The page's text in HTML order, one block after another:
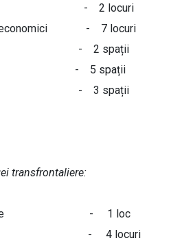
calde - 2 locuri
economici - 7 locuri
- 2 spații
- 5 spații
- 3 spații
- 1 loc
- 4 locuri